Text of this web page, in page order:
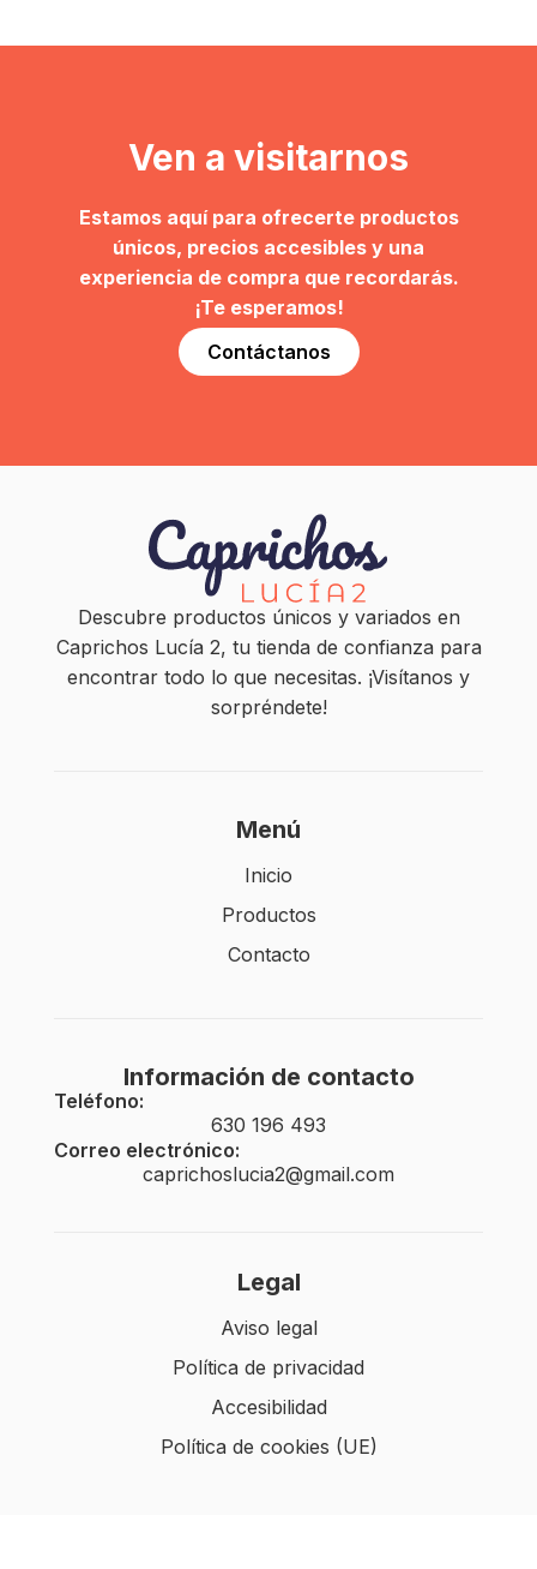
Ven a visitarnos
Estamos aquí para ofrecerte productos
únicos, precios accesibles y una
experiencia de compra que recordarás.
¡Te esperamos!
Contáctanos
Descubre productos únicos y variados en
Caprichos Lucía 2, tu tienda de confianza para
encontrar todo lo que necesitas. ¡Visítanos y
sorpréndete!
Menú
Inicio
Productos
Contacto
Información de contacto
Teléfono:
630 196 493
Correo electrónico:
caprichoslucia2@gmail.com
Legal
Aviso legal
Política de privacidad
Accesibilidad
Política de cookies (UE)